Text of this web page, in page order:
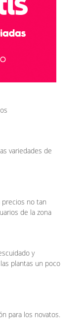
variedades de
precios no tan
de la zona
y
plantas un poco
para los novatos.